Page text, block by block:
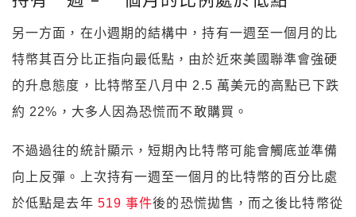
另一方面，在小週期的結構中，持有一週至一個月的比
特幣其百分比正指向最低點，由於近來美國聯準會強硬
的升息態度，比特幣至八月中 2.5 萬美元的高點已下跌
約 22%，大多人因為恐慌而不敢購買。
不過過往的統計顯示，短期內比特幣可能會觸底並準備
向上反彈。上次持有一週至一個月的比特幣的百分比處
於低點是去年 519 事件後的恐慌拋售，而之後比特幣從